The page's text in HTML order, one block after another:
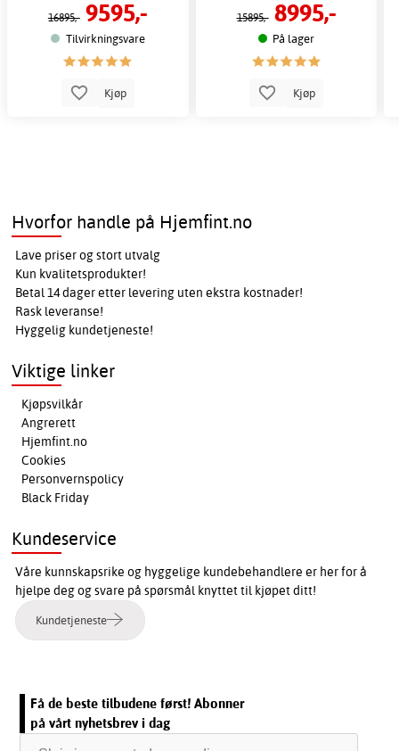
16895,- 9595,-
Tilvirkningsvare
Kjøp
15895,- 8995,-
På lager
Kjøp
Hvorfor handle på Hjemfint.no
Lave priser og stort utvalg
Kun kvalitetsprodukter!
Betal 14 dager etter levering uten ekstra kostnader!
Rask leveranse!
Hyggelig kundetjeneste!
Viktige linker
Kjøpsvilkår
Angrerett
Hjemfint.no
Cookies
Personvernspolicy
Black Friday
Kundeservice
Våre kunnskapsrike og hyggelige kundebehandlere er her for å
hjelpe deg og svare på spørsmål knyttet til kjøpet ditt!
Kundetjeneste
Få de beste tilbudene først! Abonner
på vårt nyhetsbrev i dag